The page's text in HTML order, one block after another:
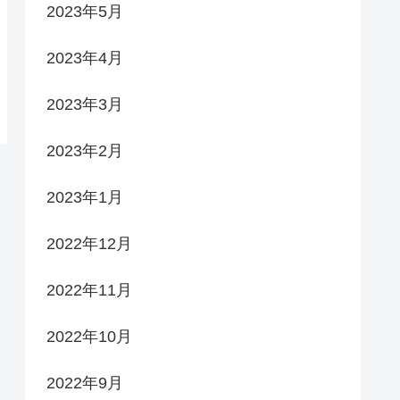
2023年5月
2023年4月
2023年3月
2023年2月
2023年1月
2022年12月
2022年11月
2022年10月
2022年9月